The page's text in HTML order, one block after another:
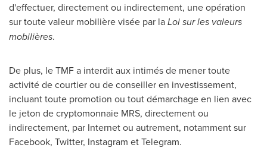
d'effectuer, directement ou indirectement, une opération
sur toute valeur mobilière visée par laLoi sur les valeurs
mobilières.
De plus, le TMF a interdit aux intimés de mener toute
activité de courtier ou de conseiller en investissement,
incluant toute promotion ou tout démarchage en lien avec
le jeton de cryptomonnaie MRS, directement ou
indirectement, par Internet ou autrement, notamment sur
Facebook, Twitter, Instagram et Telegram.